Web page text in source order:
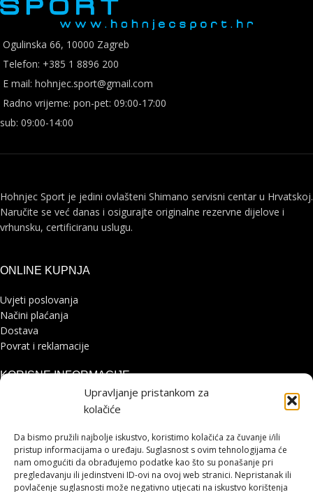
Upravljanje pristankom za
kolačiće
Da bismo pružili najbolje iskustvo, koristimo kolačića za čuvanje i/ili
pristup informacijama o uređaju. Suglasnost s ovim tehnologijama će
nam omogućiti da obrađujemo podatke kao što su ponašanje pri
pregledavanju ili jedinstveni ID-ovi na ovoj web stranici. Nepristanak ili
povlačenje suglasnosti može negativno utjecati na iskustvo korištenja
Ogulinska 66, 10000 Zagreb
Telefon: +385 1 8896 200
E mail: hohnjec.sport@gmail.com
Radno vrijeme: pon-pet: 09:00-17:00
sub: 09:00-14:00
Hohnjec Sport je jedini ovlašteni Shimano servisni centar u Hrvatskoj.
Naručite se već danas i osigurajte originalne rezervne dijelove i
vrhunsku, certificiranu uslugu.
ONLINE KUPNJA
Uvjeti poslovanja
Načini plaćanja
Dostava
Povrat i reklamacije
KORISNE INFORMACIJE
Zaštita osobnih podataka
Pohvale i prigovori
Platforma za online rješavanje sporova
STRANICE